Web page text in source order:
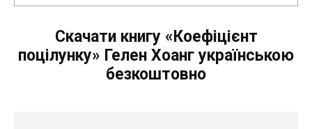
Скачати книгу «Коефіцієнт
поцілунку» Гелен Хоанг українською
безкоштовно